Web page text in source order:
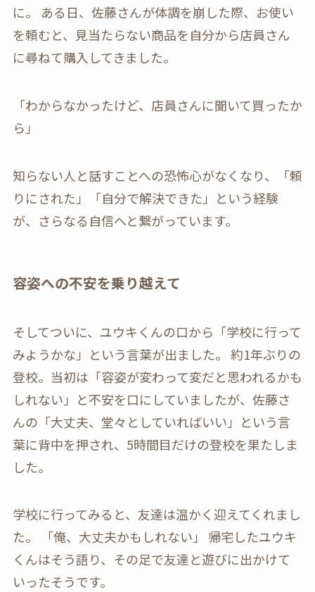
に。 ある日、佐藤さんが体調を崩した際、お使い
を頼むと、見当たらない商品を自分から店員さん
に尋ねて購入してきました。
「わからなかったけど、店員さんに聞いて買ったか
ら」
知らない人と話すことへの恐怖心がなくなり、「頼
りにされた」「自分で解決できた」という経験
が、さらなる自信へと繋がっています。
容姿への不安を乗り越えて
そしてついに、ユウキくんの口から「学校に行って
みようかな」という言葉が出ました。 約1年ぶりの
登校。当初は「容姿が変わって変だと思われるかも
しれない」と不安を口にしていましたが、佐藤さ
んの「大丈夫、堂々としていればいい」という言
葉に背中を押され、5時間目だけの登校を果たしま
した。
学校に行ってみると、友達は温かく迎えてくれまし
た。 「俺、大丈夫かもしれない」 帰宅したユウキ
くんはそう語り、その足で友達と遊びに出かけて
いったそうです。